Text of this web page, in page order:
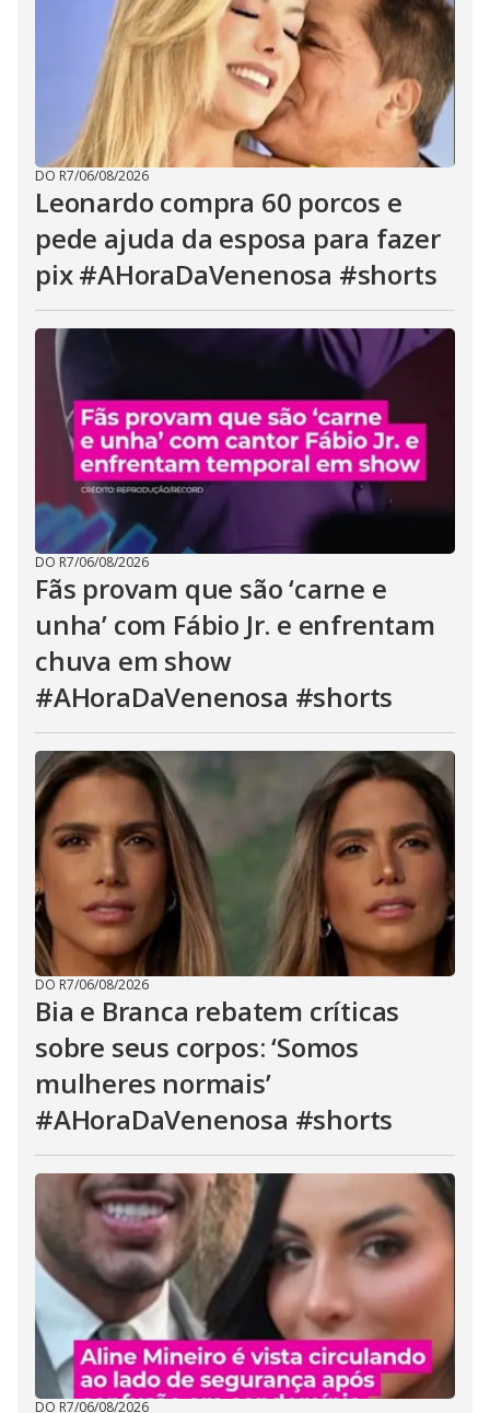
DO R7/06/08/2026
Leonardo compra 60 porcos e
pede ajuda da esposa para fazer
pix #AHoraDaVenenosa #shorts
DO R7/06/08/2026
Fãs provam que são ‘carne e
unha’ com Fábio Jr. e enfrentam
chuva em show
#AHoraDaVenenosa #shorts
DO R7/06/08/2026
Bia e Branca rebatem críticas
sobre seus corpos: ‘Somos
mulheres normais’
#AHoraDaVenenosa #shorts
DO R7/06/08/2026